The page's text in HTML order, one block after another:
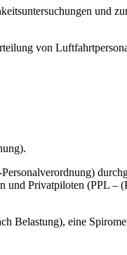
und
von
Privatpiloten (PPL –
Belastung), eine